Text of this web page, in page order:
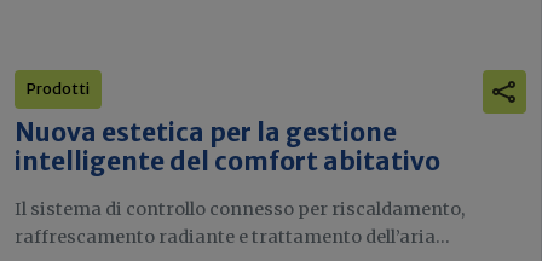
Prodotti
Nuova estetica per la gestione
intelligente del comfort abitativo
Il sistema di controllo connesso per riscaldamento,
raffrescamento radiante e trattamento dell’aria...